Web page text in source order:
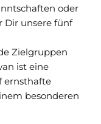
oder
Dir unsere fünf
Zielgruppen
ist eine
ernsthafte
besonderen